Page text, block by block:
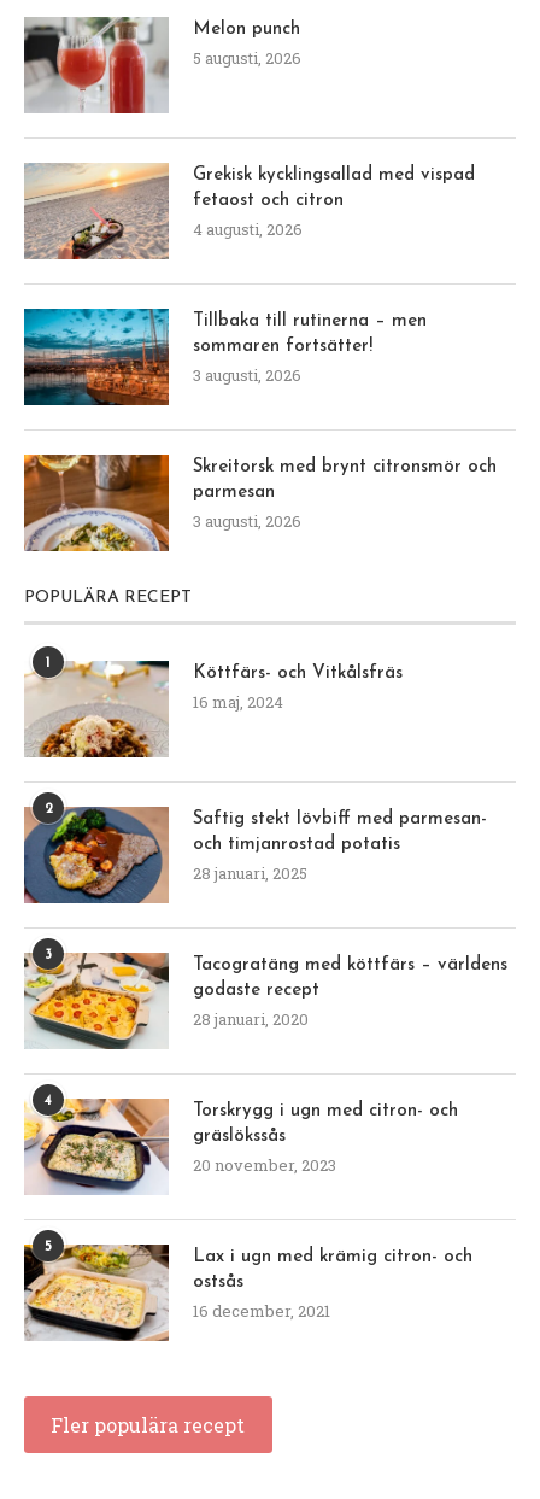
Melon punch
5 augusti, 2026
Grekisk kycklingsallad med vispad
fetaost och citron
4 augusti, 2026
Tillbaka till rutinerna – men
sommaren fortsätter!
3 augusti, 2026
Skreitorsk med brynt citronsmör och
parmesan
3 augusti, 2026
POPULÄRA RECEPT
1
Köttfärs- och Vitkålsfräs
16 maj, 2024
2
Saftig stekt lövbiff med parmesan-
och timjanrostad potatis
28 januari, 2025
3
Tacogratäng med köttfärs – världens
godaste recept
28 januari, 2020
4
Torskrygg i ugn med citron- och
gräslökssås
20 november, 2023
5
Lax i ugn med krämig citron- och
ostsås
16 december, 2021
Fler populära recept